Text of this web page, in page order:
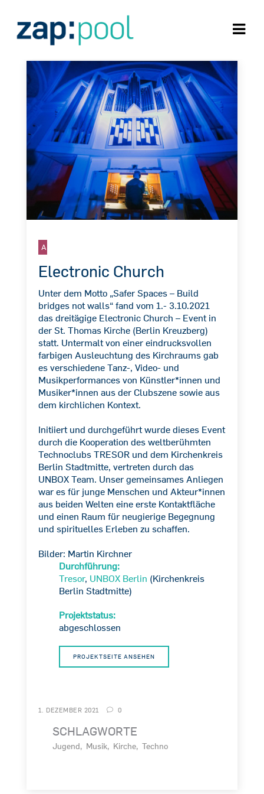
Aktion
Electronic Church
Unter dem Motto „Safer Spaces – Build
bridges not walls“ fand vom 1.- 3.10.2021
das dreitägige Electronic Church – Event in
der St. Thomas Kirche (Berlin Kreuzberg)
statt. Untermalt von einer eindrucksvollen
farbigen Ausleuchtung des Kirchraums gab
es verschiedene Tanz-, Video- und
Musikperformances von Künstler*innen und
Musiker*innen aus der Clubszene sowie aus
dem kirchlichen Kontext.
Initiiert und durchgeführt wurde dieses Event
durch die Kooperation des weltberühmten
Technoclubs TRESOR und dem Kirchenkreis
Berlin Stadtmitte, vertreten durch das
UNBOX Team. Unser gemeinsames Anliegen
war es für junge Menschen und Akteur*innen
aus beiden Welten eine erste Kontaktfläche
und einen Raum für neugierige Begegnung
und spirituelles Erleben zu schaffen.
Bilder: Martin Kirchner
Durchführung:
Tresor, UNBOX Berlin (Kirchenkreis
Berlin Stadtmitte)
Projektstatus:
abgeschlossen
PROJEKTSEITE ANSEHEN
1. DEZEMBER 2021 0
SCHLAGWORTE
Jugend Musik Kirche Techno